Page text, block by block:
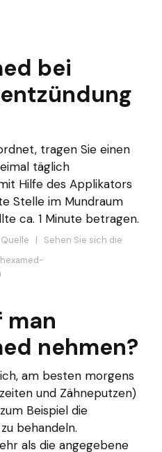
bei
tragen Sie einen
täglich
Hilfe des Applikators
Stelle im Mundraum
ca. 1 Minute betragen.
| Sehen Sie sich die
man
nehmen?
am besten morgens
und Zähneputzen)
Beispiel die
behandeln.
als die angegebene